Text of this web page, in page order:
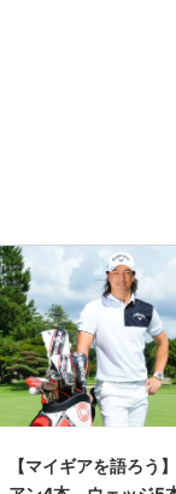
【マイギアを語ろう